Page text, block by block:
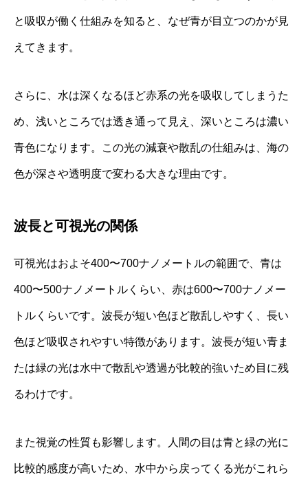
と吸収が働く仕組みを知ると、なぜ青が目立つのかが見
えてきます。
さらに、水は深くなるほど赤系の光を吸収してしまうた
め、浅いところでは透き通って見え、深いところは濃い
青色になります。この光の減衰や散乱の仕組みは、海の
色が深さや透明度で変わる大きな理由です。
波長と可視光の関係
可視光はおよそ400〜700ナノメートルの範囲で、青は
400〜500ナノメートルくらい、赤は600〜700ナノメー
トルくらいです。波長が短い色ほど散乱しやすく、長い
色ほど吸収されやすい特徴があります。波長が短い青ま
たは緑の光は水中で散乱や透過が比較的強いため目に残
るわけです。
また視覚の性質も影響します。人間の目は青と緑の光に
比較的感度が高いため、水中から戻ってくる光がこれら